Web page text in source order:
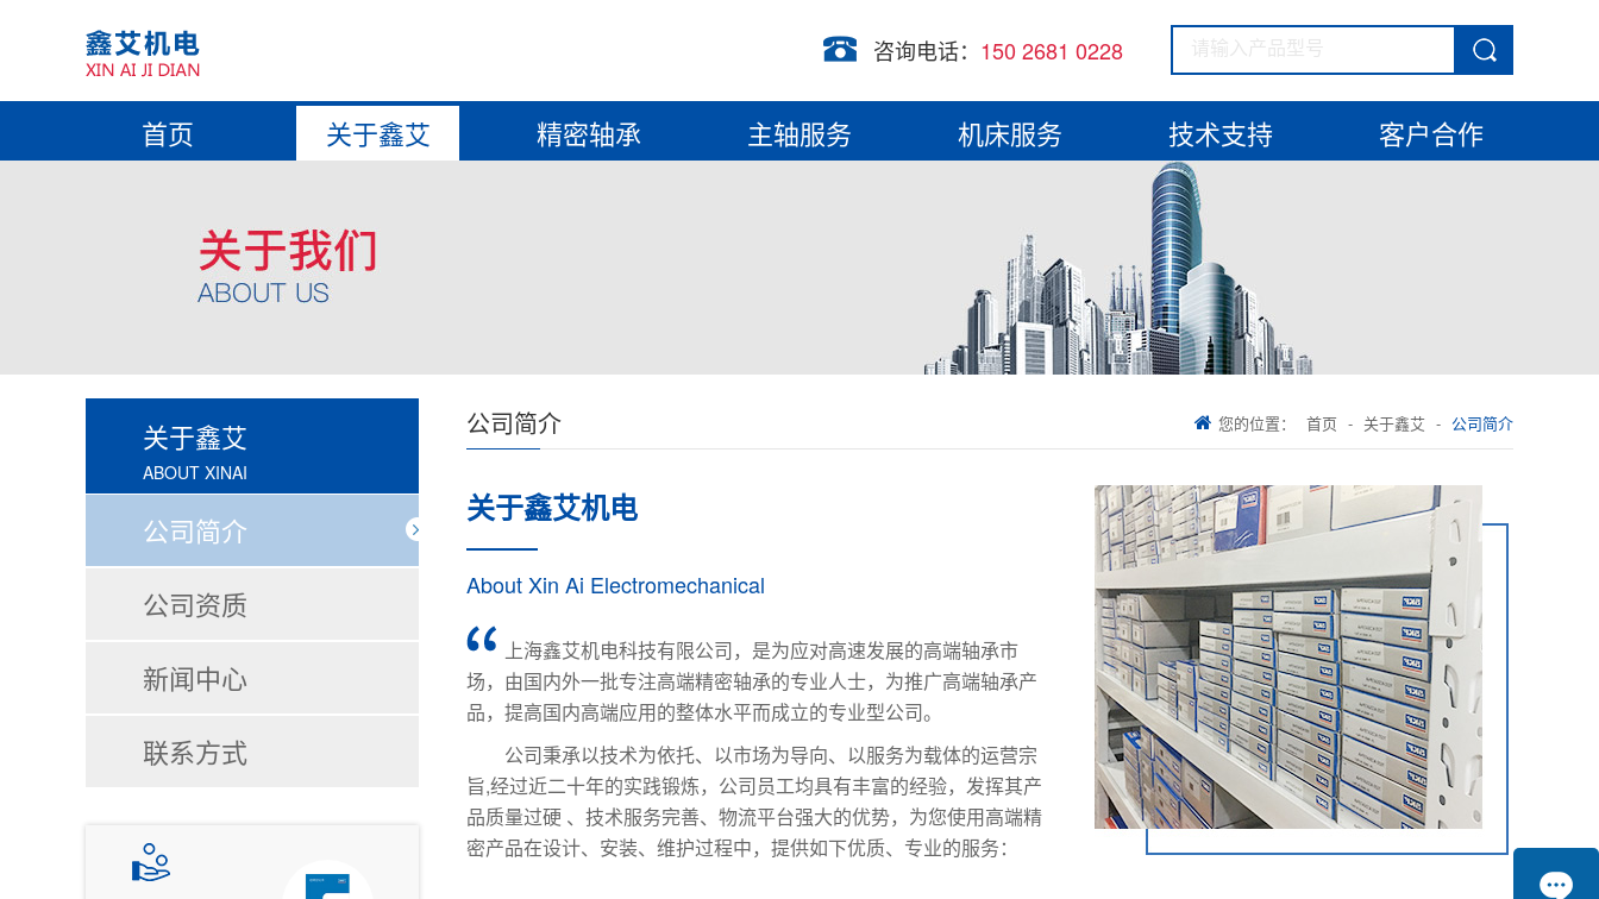
咨询电话： 150 2681 0228
首页 关于鑫艾 精密轴承 主轴服务 机床服务 技术支持 客户合作
关于鑫艾
ABOUT XINAI
公司简介
公司资质
新闻中心
联系方式
公司简介 您的位置： 首页 - 关于鑫艾 - 公司简介
关于鑫艾机电
About Xin Ai Electromechanical
上海鑫艾机电科技有限公司，是为应对高速发展的高端轴承市
场，由国内外一批专注高端精密轴承的专业人士，为推广高端轴承产
品，提高国内高端应用的整体水平而成立的专业型公司。
公司秉承以技术为依托、以市场为导向、以服务为载体的运营宗
旨,经过近二十年的实践锻炼，公司员工均具有丰富的经验，发挥其产
品质量过硬 、技术服务完善、物流平台强大的优势，为您使用高端精
密产品在设计、安装、维护过程中，提供如下优质、专业的服务：